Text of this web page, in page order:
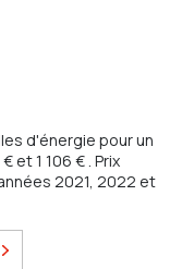
d'énergie pour un
et 1 106 € . Prix
2021, 2022 et